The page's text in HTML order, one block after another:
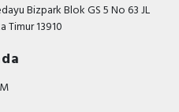
Bizpark Blok GS 5 No 63 JL
Timur 13910